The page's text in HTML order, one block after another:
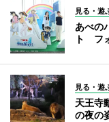
見る・遊
あべの
ト フ
見る・遊
天王寺
の夜の